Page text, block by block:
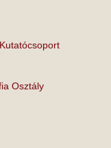
Osztály